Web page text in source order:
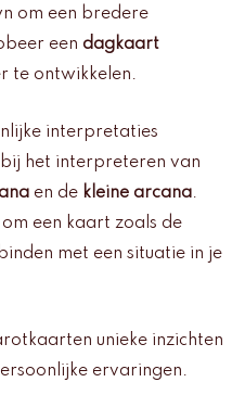
om een bredere
een dagkaart
te ontwikkelen.
interpretaties
het interpreteren van
en de kleine arcana.
een kaart zoals de
met een situatie in je
unieke inzichten
ervaringen.